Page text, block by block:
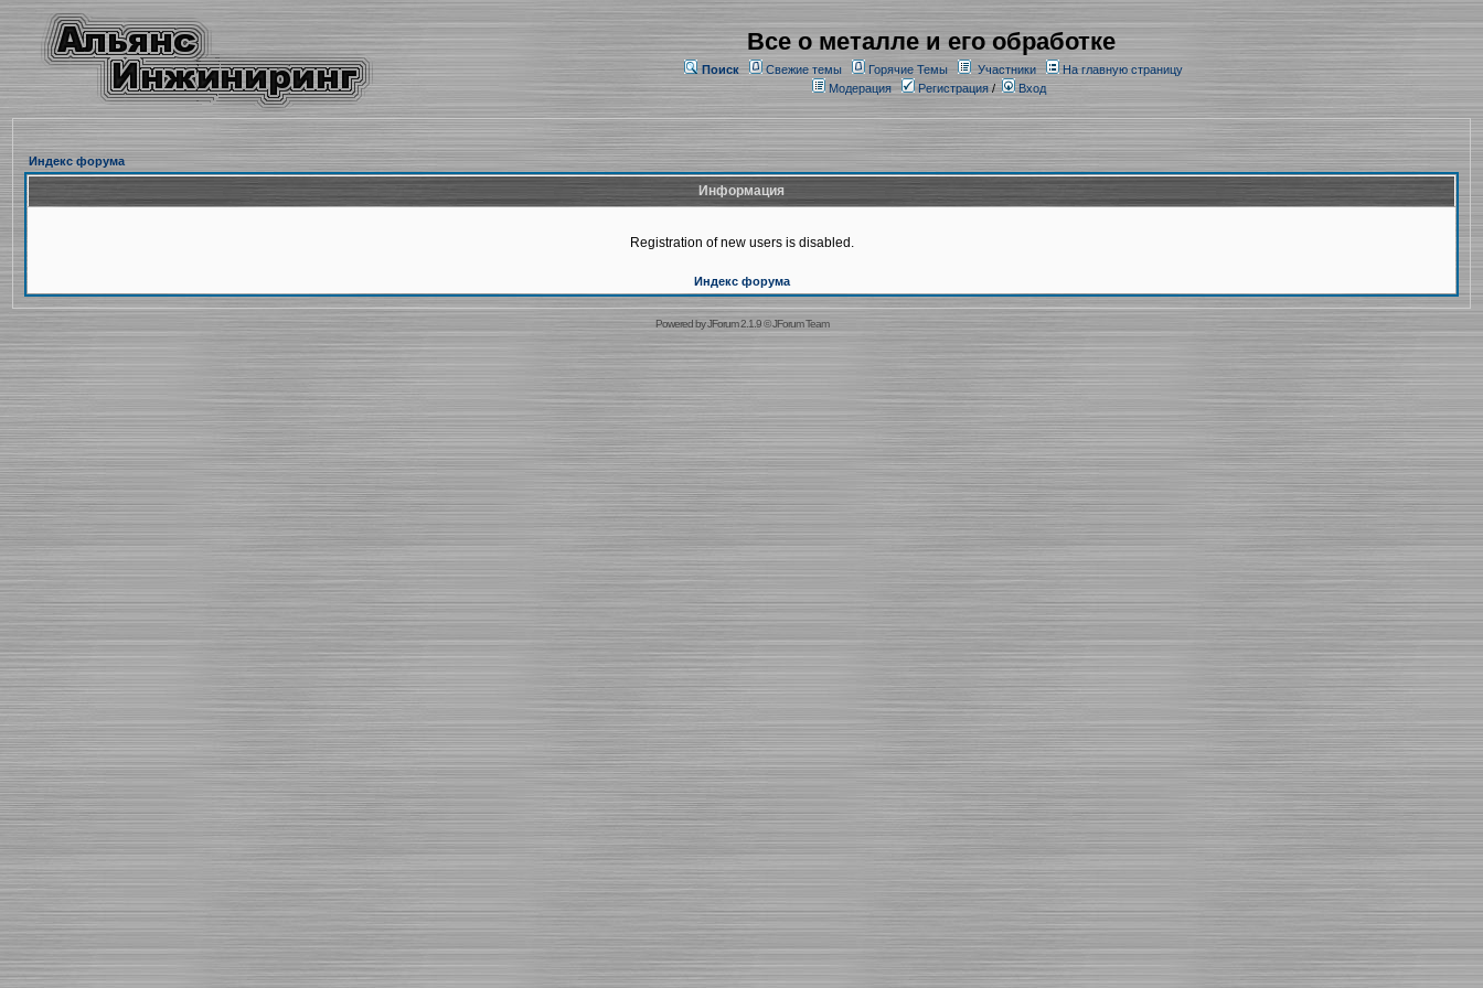
Все о металле и его обработке
Поиск Свежие темы Горячие Темы Участники
На главную страницу
Модерация
Регистрация/ Вход
Индекс форума
Информация
Registration of new users is disabled.
Индекс форума
Powered byJForum 2.1.9©JForum Team